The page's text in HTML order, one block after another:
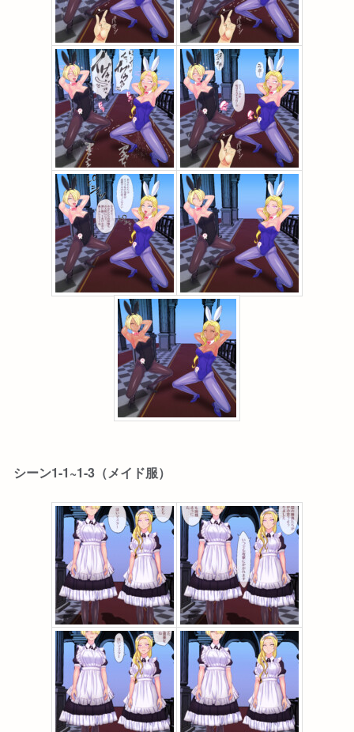
シーン1-1~1-3（メイド服）